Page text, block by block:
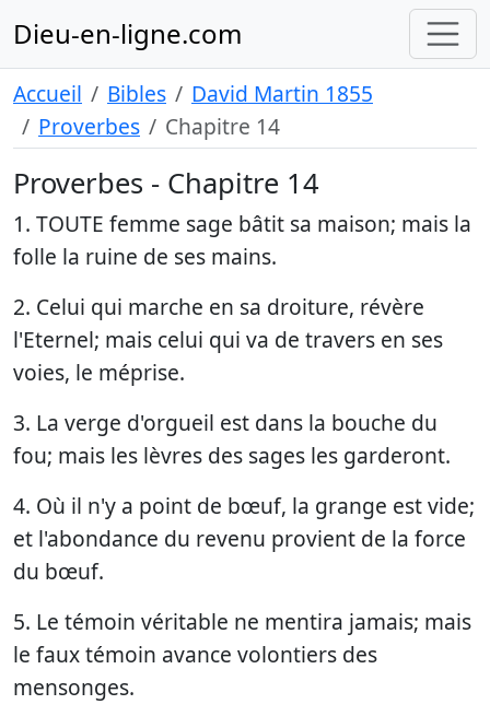
Dieu-en-ligne.com
Accueil Bibles
David Martin 1855
Proverbes
Chapitre 14
Proverbes - Chapitre 14
1. TOUTE femme sage bâtit sa maison; mais la
folle la ruine de ses mains.
2. Celui qui marche en sa droiture, révère
l'Eternel; mais celui qui va de travers en ses
voies, le méprise.
3. La verge d'orgueil est dans la bouche du
fou; mais les lèvres des sages les garderont.
4. Où il n'y a point de bœuf, la grange est vide;
et l'abondance du revenu provient de la force
du bœuf.
5. Le témoin véritable ne mentira jamais; mais
le faux témoin avance volontiers des
mensonges.